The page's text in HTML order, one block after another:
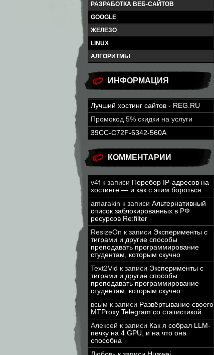
РАЗРАБОТКА ВЕБ-САЙТОВ
GOOGLE
ЖЕЛЕЗО
LINUX
АЛГОРИТМЫ
ИНФОРМАЦИЯ
Лучший хостинг сайтов - REG.RU
Промокод 5% скидки на услуги
39CC-C72F-6342-560A
КОММЕНТАРИИ
v4f к записи Перебор IP-адресов на
хостинге — и как с этим бороться
amarakin к записи Альтернативный
список заблокированных в РФ
ресурсов Re:filter
ResizeOn к записи Эксперименты с
тиграми и другие способы
преподавать программирование
студентам, которым скучно
Text2Vid к записи Эксперименты с
тиграми и другие способы
преподавать программирование
студентам, которым скучно
всым к записи Развёртывание своего
MTProxy Telegram со статистикой
Алексей к записи Как я собрал LLM-
печку на 4 GPU, и на что она
способна